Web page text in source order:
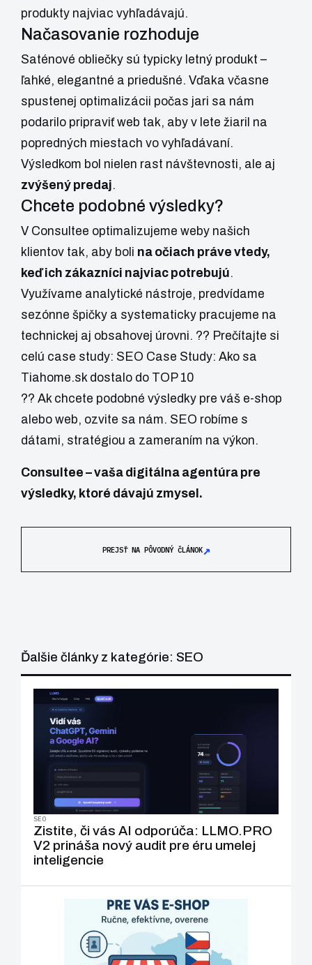
produkty najviac vyhľadávajú.
Načasovanie rozhoduje
Saténové obliečky sú typicky letný produkt –
ľahké, elegantné a priedušné. Vďaka včasne
spustenej optimalizácii počas jari sa nám
podarilo pripraviť web tak, aby v lete žiaril na
popredných miestach vo vyhľadávaní.
Výsledkom bol nielen rast návštevnosti, ale aj
zvýšený predaj.
Chcete podobné výsledky?
V Consultee optimalizujeme weby našich
klientov tak, aby boli na očiach práve vtedy,
keď ich zákazníci najviac potrebujú.
Využívame analytické nástroje, predvídame
sezónne špičky a systematicky pracujeme na
technickej aj obsahovej úrovni. ?? Prečítajte si
celú case study: SEO Case Study: Ako sa
Tiahome.sk dostalo do TOP 10
?? Ak chcete podobné výsledky pre váš e-shop
alebo web, ozvite sa nám. SEO robíme s
dátami, stratégiou a zameraním na výkon.
Consultee – vaša digitálna agentúra pre
výsledky, ktoré dávajú zmysel.
PREJSŤ NA PÔVODNÝ ČLÁNOK↗
Ďalšie články z kategórie: SEO
SEO
Zistite, či vás AI odporúča: LLMO.PRO
V2 prináša nový audit pre éru umelej
inteligencie